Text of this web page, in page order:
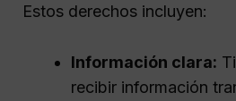
Estos derechos incluyen:
Información clara:
recibir información